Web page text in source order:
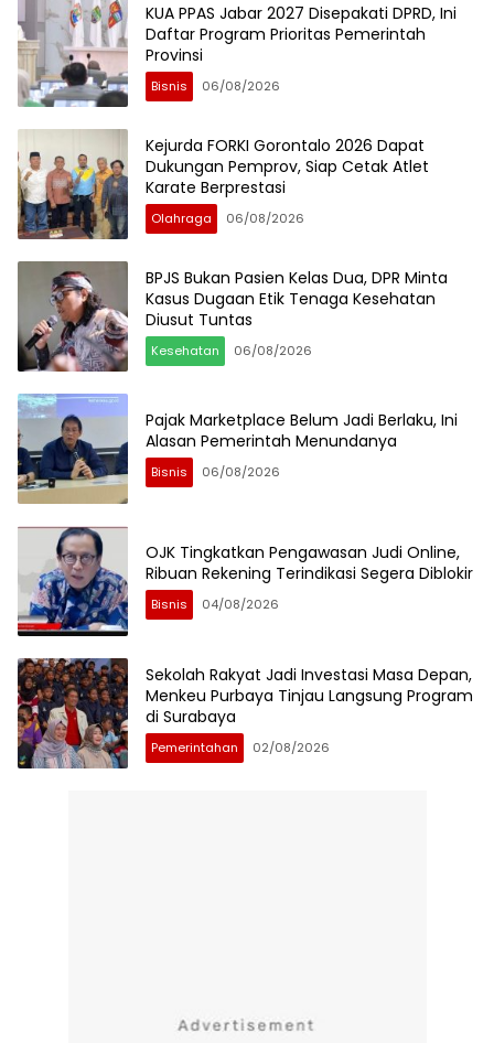
KUA PPAS Jabar 2027 Disepakati DPRD, Ini
Daftar Program Prioritas Pemerintah
Provinsi
Bisnis 06/08/2026
Kejurda FORKI Gorontalo 2026 Dapat
Dukungan Pemprov, Siap Cetak Atlet
Karate Berprestasi
Olahraga 06/08/2026
BPJS Bukan Pasien Kelas Dua, DPR Minta
Kasus Dugaan Etik Tenaga Kesehatan
Diusut Tuntas
Kesehatan 06/08/2026
Pajak Marketplace Belum Jadi Berlaku, Ini
Alasan Pemerintah Menundanya
Bisnis 06/08/2026
OJK Tingkatkan Pengawasan Judi Online,
Ribuan Rekening Terindikasi Segera Diblokir
Bisnis 04/08/2026
Sekolah Rakyat Jadi Investasi Masa Depan,
Menkeu Purbaya Tinjau Langsung Program
di Surabaya
Pemerintahan 02/08/2026